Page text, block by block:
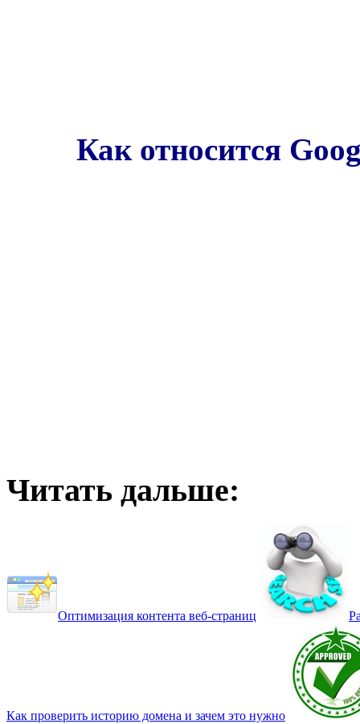
Как относится
Читать дальше:
Оптимизация контента веб-страниц
Как проверить историю домена и зачем это нужно